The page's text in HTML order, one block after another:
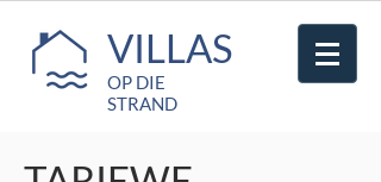
VILLAS
OP DIE
STRAND